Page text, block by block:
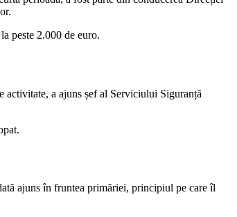
peste 2.000 de euro.
activitate, a ajuns șef al Serviciului Siguranță
ajuns în fruntea primăriei, principiul pe care îl